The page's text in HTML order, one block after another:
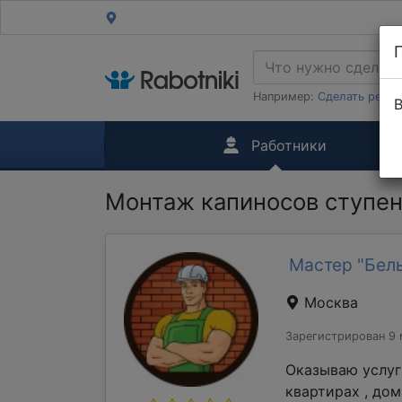
Например: Сделать
Работники
Монтаж капиносов
Мастер
Москва
Зарегистрирован 9
Оказываю
квартирах ,